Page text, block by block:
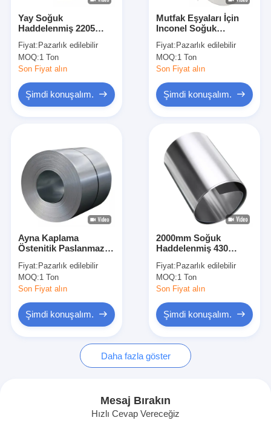
Kalite Kontrol
Bizimle İletişim
Haberler
Soğuk Haddelenmiş Paslanmaz Sac
Soğuk Haddelenmiş Paslanmaz Çelik Rulo
Sıcak Haddelenmiş Paslanmaz Sac
Sıcak Haddelenmiş Paslanmaz Çelik Rulo
304 Paslanmaz Sac
304 Paslanmaz Çelik Boru
316L Paslanmaz Çelik Boru
cilalı paslanmaz çelik plaka
Yay Soğuk
Haddelenmiş 2205
BA 201 Şerit 301 304
316
Fiyat: Pazarlık edilebilir
MOQ:1 Ton
Son Fiyat alın
Şimdi konuşalım.
Mutfak Eşyaları İçin
Inconel Soğuk
Paslanmaz Çelik Rulo
Nikel 601 GH2132
253Ma
Fiyat: Pazarlık edilebilir
MOQ:1 Ton
Son Fiyat alın
Şimdi konuşalım.
Ayna Kaplama
Östenitik Paslanmaz
Bobin
Fiyat:Pazarlık edilebilir
MOQ:1 Ton
Son Fiyat alın
Şimdi konuşalım.
2000mm Soğuk
Haddelenmiş 430
304 Şerit 316 410S
420J2
Fiyat:Pazarlık edilebilir
MOQ:1 Ton
Son Fiyat alın
Şimdi konuşalım.
Daha fazla göster
Mesaj Bırakın
Hızlı Cevap Vereceğiz